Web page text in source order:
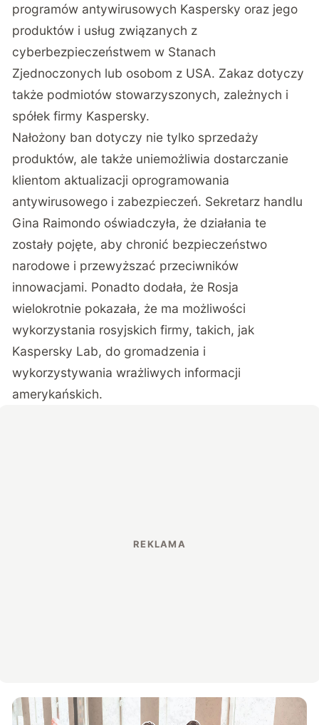
programów antywirusowych Kaspersky oraz jego
produktów i usług związanych z
cyberbezpieczeństwem w Stanach
Zjednoczonych lub osobom z USA. Zakaz dotyczy
także podmiotów stowarzyszonych, zależnych i
spółek firmy Kaspersky.
Nałożony ban dotyczy nie tylko sprzedaży
produktów, ale także uniemożliwia dostarczanie
klientom aktualizacji oprogramowania
antywirusowego i zabezpieczeń. Sekretarz handlu
Gina Raimondo oświadczyła, że działania te
zostały pojęte, aby chronić bezpieczeństwo
narodowe i przewyższać przeciwników
innowacjami. Ponadto dodała, że Rosja
wielokrotnie pokazała, że ma możliwości
wykorzystania rosyjskich firmy, takich, jak
Kaspersky Lab, do gromadzenia i
wykorzystywania wrażliwych informacji
amerykańskich.